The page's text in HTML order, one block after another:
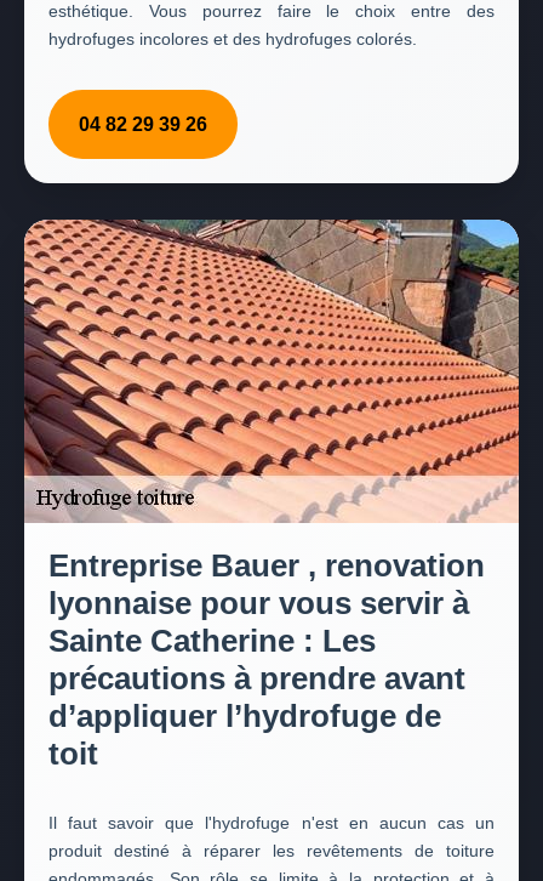
esthétique. Vous pourrez faire le choix entre des
hydrofuges incolores et des hydrofuges colorés.
04 82 29 39 26
Entreprise Bauer , renovation
lyonnaise pour vous servir à
Sainte Catherine : Les
précautions à prendre avant
d’appliquer l’hydrofuge de
toit
Il faut savoir que l'hydrofuge n'est en aucun cas un
produit destiné à réparer les revêtements de toiture